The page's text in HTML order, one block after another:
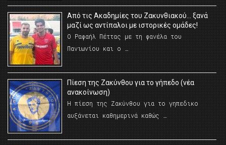
Από τις Ακαδημίες του Ζακυνθιακού… ξανά
μαζί ως αντίπαλοι με ιστορικές ομάδες!
Ο Ραφαήλ Πέττας με τη φανέλα του
Πανιωνίου και ο …
Πίεση της Ζακύνθου για το γήπεδο (νέα
ανακοίνωση)
Η πίεση της Ζακύνθου για το γηπεδικο
αυξάνεται καθημερινά καθώς …